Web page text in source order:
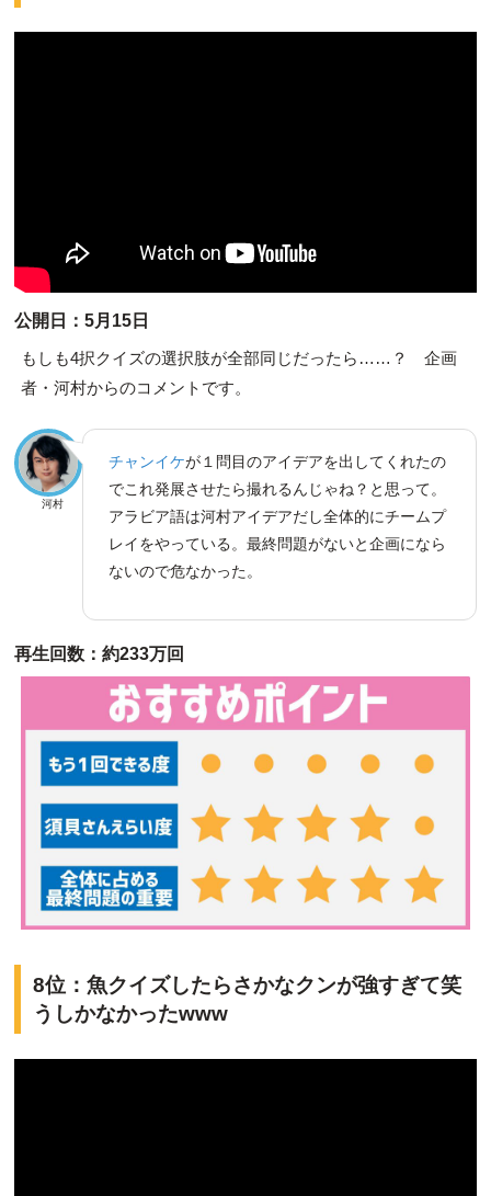
公開日：5月15日
もしも4択クイズの選択肢が全部同じだったら……？ 企画
者・河村からのコメントです。
河村
チャンイケが１問目のアイデアを出してくれたの
でこれ発展させたら撮れるんじゃね？と思って。
アラビア語は河村アイデアだし全体的にチームプ
レイをやっている。最終問題がないと企画になら
ないので危なかった。
再生回数：約233万回
8位：魚クイズしたらさかなクンが強すぎて笑
うしかなかったwww